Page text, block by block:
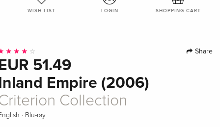
WISH LIST LOGIN SHOPPING CART
Share
51.49
Empire (2006)
Collection
· Blu-ray